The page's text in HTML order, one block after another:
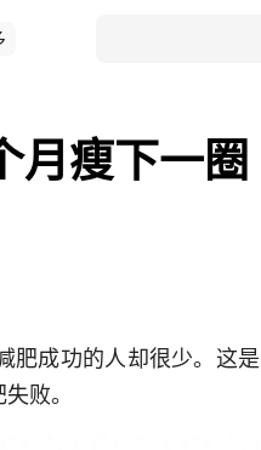
月瘦下一圈
肥成功的人却很少。这是
败。